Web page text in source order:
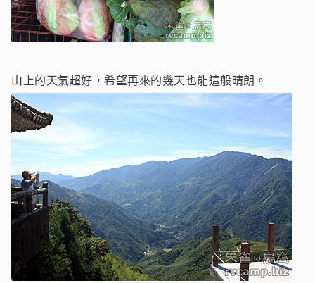
山上的天氣超好，希望再來的幾天也能這般晴朗。